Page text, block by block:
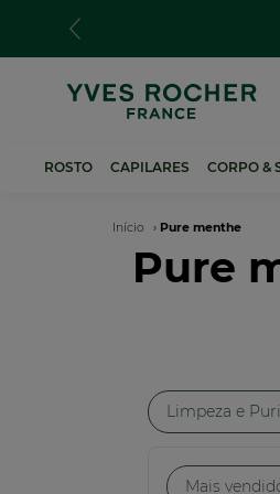
conteúdo
ROSTO CAPILARES CORPO &
Início Pure menthe
Pure
Mais
Limpeza e